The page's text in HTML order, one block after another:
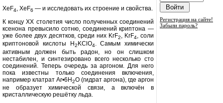
XeF4 , XeF6 — и исследовать их строе­ние и свойства.
К концуXX столетия число полу­ченных соединений
ксенона превы­сило сотню, соединений криптона —
уже более двух десятков, среди них KrF2, KrF4, соли
криптоновой кисло­ты Н2 KClO4. Самым химически
актив­ным должен быть радон, но он слиш­ком
нестабилен, и синтезировано всего несколько сто
соединений. Те­перь очередь за аргоном. Для него
по­ка известны только соединения вклю­чения,
например клатрат Ar•6Н2О (гидрат аргона), где аргон
не образу­ет химической связи, а включён в
кристаллическую решётку льда.
Регистрация на сайте!
Забыли пароль?